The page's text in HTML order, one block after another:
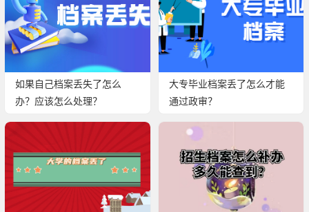
如果自己档案丢失了怎么
办？应该怎么处理？
大专毕业档案丢了怎么才能
通过政审？